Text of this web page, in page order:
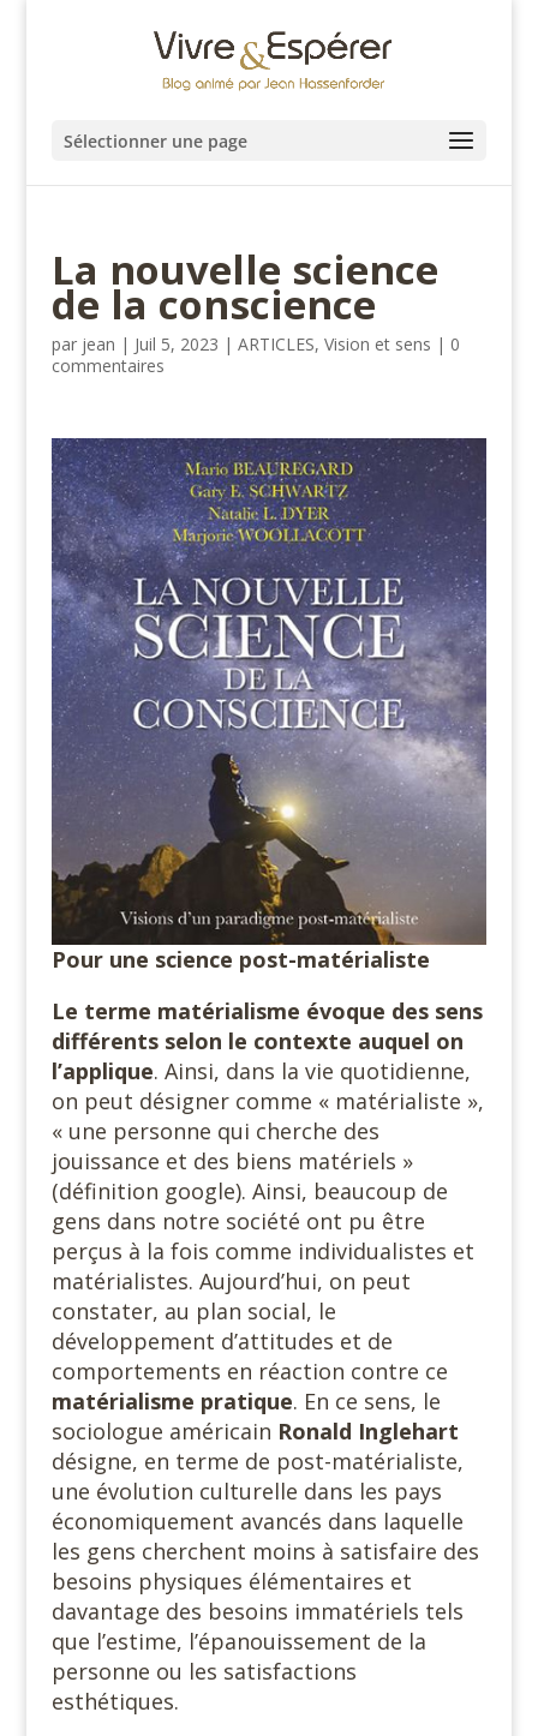
Sélectionner une page
La nouvelle science
de la conscience
par jean | Juil 5, 2023 | ARTICLES, Vision et sens | 0
commentaires
Pour une science post-matérialiste
Le terme matérialisme évoque des sens
différents selon le contexte auquel on
l’applique. Ainsi, dans la vie quotidienne,
on peut désigner comme « matérialiste »,
« une personne qui cherche des
jouissance et des biens matériels »
(définition google). Ainsi, beaucoup de
gens dans notre société ont pu être
perçus à la fois comme individualistes et
matérialistes. Aujourd’hui, on peut
constater, au plan social, le
développement d’attitudes et de
comportements en réaction contre ce
matérialisme pratique. En ce sens, le
sociologue américain Ronald Inglehart
désigne, en terme de post-matérialiste,
une évolution culturelle dans les pays
économiquement avancés dans laquelle
les gens cherchent moins à satisfaire des
besoins physiques élémentaires et
davantage des besoins immatériels tels
que l’estime, l’épanouissement de la
personne ou les satisfactions
esthétiques.